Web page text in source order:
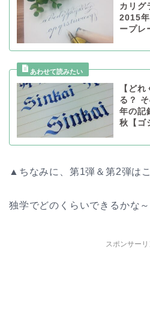
カリグ
2015
ープレ
【ど
る？
年の記
秋【ゴ
▲ちなみに、第1弾＆第2弾はこ
独学でどのくらいできるかな
スポンサーリ